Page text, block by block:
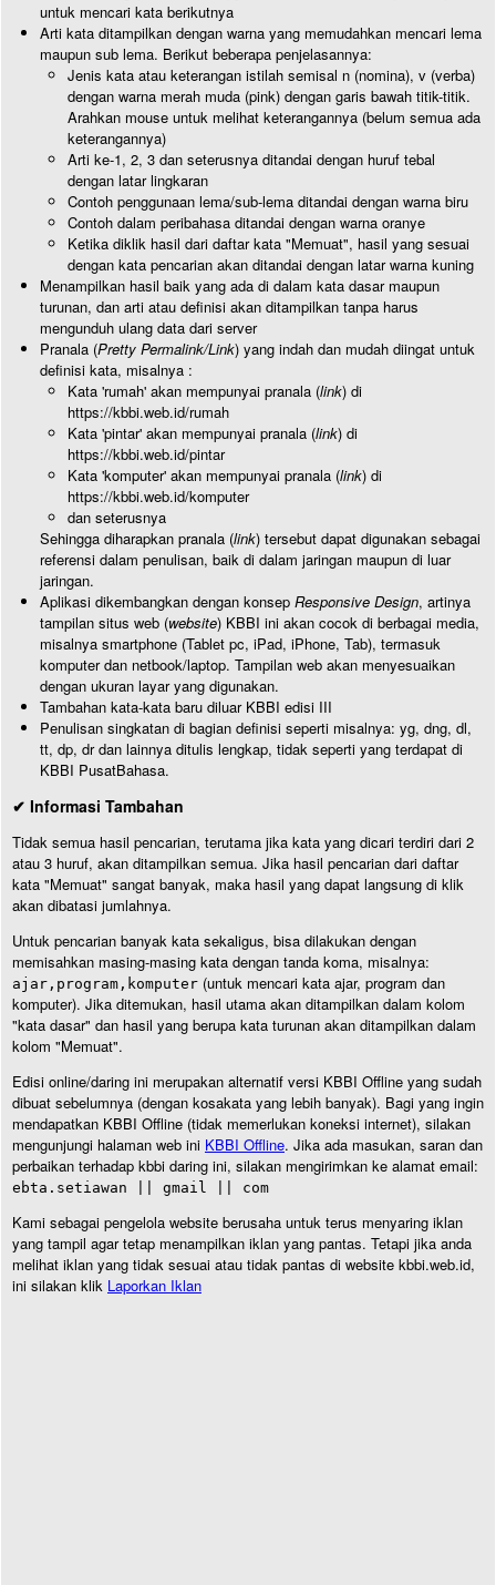
untuk mencari kata berikutnya
Arti kata ditampilkan dengan warna yang memudahkan mencari lema
maupun sub lema. Berikut beberapa penjelasannya:
Jenis kata atau keterangan istilah semisal n (nomina), v (verba)
dengan warna merah muda (pink) dengan garis bawah titik-titik.
Arahkan mouse untuk melihat keterangannya (belum semua ada
keterangannya)
Arti ke-1, 2, 3 dan seterusnya ditandai dengan huruf tebal
dengan latar lingkaran
Contoh penggunaan lema/sub-lema ditandai dengan warna biru
Contoh dalam peribahasa ditandai dengan warna oranye
Ketika diklik hasil dari daftar kata "Memuat", hasil yang sesuai
dengan kata pencarian akan ditandai dengan latar warna kuning
Menampilkan hasil baik yang ada di dalam kata dasar maupun
turunan, dan arti atau definisi akan ditampilkan tanpa harus
mengunduh ulang data dari server
Pranala (Pretty Permalink/Link) yang indah dan mudah diingat untuk
definisi kata, misalnya :
Kata 'rumah' akan mempunyai pranala (link) di
https://kbbi.web.id/rumah
Kata 'pintar' akan mempunyai pranala (link) di
https://kbbi.web.id/pintar
Kata 'komputer' akan mempunyai pranala (link) di
https://kbbi.web.id/komputer
dan seterusnya
Sehingga diharapkan pranala (link) tersebut dapat digunakan sebagai
referensi dalam penulisan, baik di dalam jaringan maupun di luar
jaringan.
Aplikasi dikembangkan dengan konsep Responsive Design, artinya
tampilan situs web (website) KBBI ini akan cocok di berbagai media,
misalnya smartphone (Tablet pc, iPad, iPhone, Tab), termasuk
komputer dan netbook/laptop. Tampilan web akan menyesuaikan
dengan ukuran layar yang digunakan.
Tambahan kata-kata baru diluar KBBI edisi III
Penulisan singkatan di bagian definisi seperti misalnya: yg, dng, dl,
tt, dp, dr dan lainnya ditulis lengkap, tidak seperti yang terdapat di
KBBI PusatBahasa.
✔ Informasi Tambahan
Tidak semua hasil pencarian, terutama jika kata yang dicari terdiri dari 2
atau 3 huruf, akan ditampilkan semua. Jika hasil pencarian dari daftar
kata "Memuat" sangat banyak, maka hasil yang dapat langsung di klik
akan dibatasi jumlahnya.
Untuk pencarian banyak kata sekaligus, bisa dilakukan dengan
memisahkan masing-masing kata dengan tanda koma, misalnya:
ajar,program,komputer (untuk mencari kata ajar, program dan
komputer). Jika ditemukan, hasil utama akan ditampilkan dalam kolom
"kata dasar" dan hasil yang berupa kata turunan akan ditampilkan dalam
kolom "Memuat".
Edisi online/daring ini merupakan alternatif versi KBBI Offline yang sudah
dibuat sebelumnya (dengan kosakata yang lebih banyak). Bagi yang ingin
mendapatkan KBBI Offline (tidak memerlukan koneksi internet), silakan
mengunjungi halaman web ini KBBI Offline. Jika ada masukan, saran dan
perbaikan terhadap kbbi daring ini, silakan mengirimkan ke alamat email:
ebta.setiawan || gmail || com
Kami sebagai pengelola website berusaha untuk terus menyaring iklan
yang tampil agar tetap menampilkan iklan yang pantas. Tetapi jika anda
melihat iklan yang tidak sesuai atau tidak pantas di website kbbi.web.id,
ini silakan klik Laporkan Iklan